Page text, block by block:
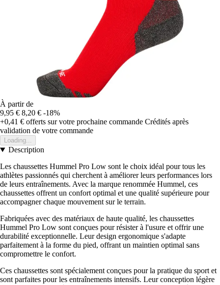
À partir de
9,95 € 8,20 € -18%
+0,41 € offerts sur votre prochaine commande Crédités après
validation de votre commande
Loading...
Description
Les chaussettes Hummel Pro Low sont le choix idéal pour tous les
athlètes passionnés qui cherchent à améliorer leurs performances lors
de leurs entraînements. Avec la marque renommée Hummel, ces
chaussettes offrent un confort optimal et une qualité supérieure pour
accompagner chaque mouvement sur le terrain.
Fabriquées avec des matériaux de haute qualité, les chaussettes
Hummel Pro Low sont conçues pour résister à l'usure et offrir une
durabilité exceptionnelle. Leur design ergonomique s'adapte
parfaitement à la forme du pied, offrant un maintien optimal sans
compromettre le confort.
Ces chaussettes sont spécialement conçues pour la pratique du sport et
sont parfaites pour les entraînements intensifs. Leur conception légère